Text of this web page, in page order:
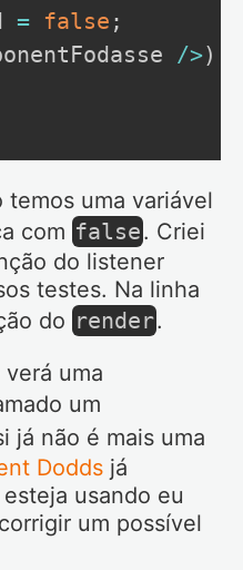
= false ;
/>)
uma variável
com false. Criei
do listener
testes. Na linha
do render.
uma
um
já não é mais uma
Dodds já
usando eu
um possível